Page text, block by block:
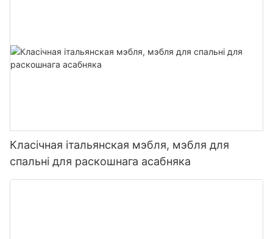
Класічная італьянская мэбля, мэбля для
спальні для раскошнага асабняка